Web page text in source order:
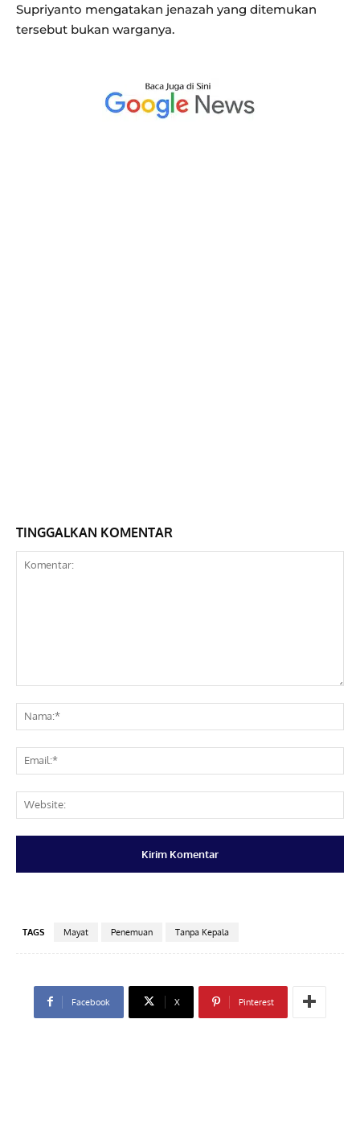
Supriyanto mengatakan jenazah yang ditemukan
tersebut bukan warganya.
TINGGALKAN KOMENTAR
TAGS Mayat Penemuan Tanpa Kepala
Facebook X Pinterest